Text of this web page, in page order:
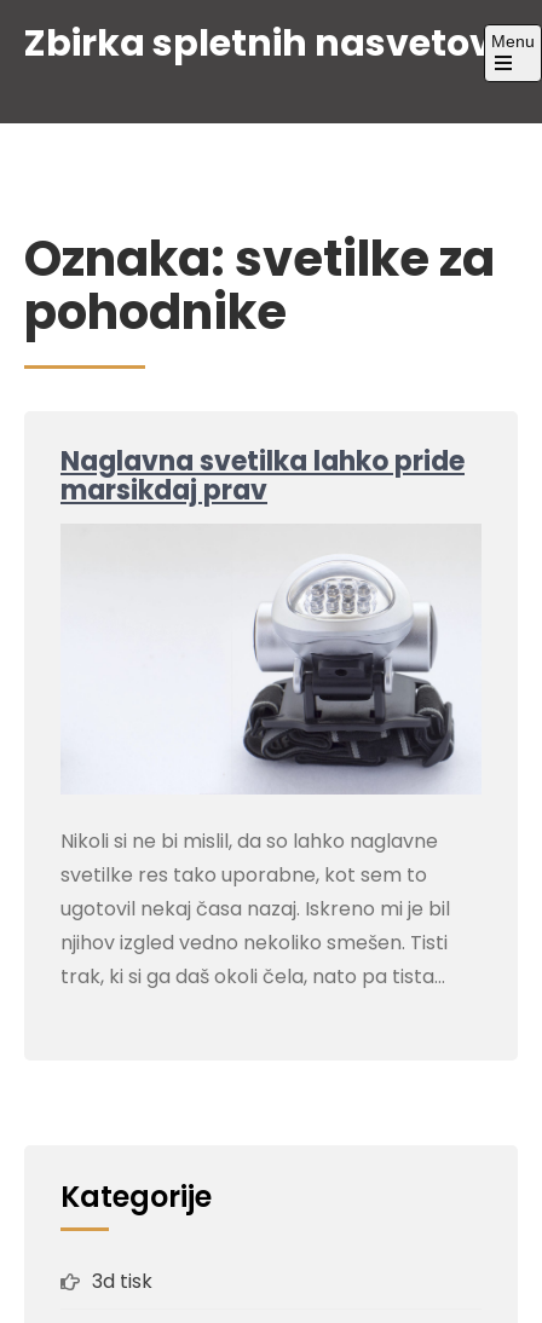
Zbirka spletnih nasvetovMenu
Open
main
Oznaka:svetilke za
pohodnike
Naglavna svetilka lahko pride
marsikdaj prav
Nikoli si ne bi mislil, da so lahko naglavne
svetilke res tako uporabne, kot sem to
ugotovil nekaj časa nazaj. Iskreno mi je bil
njihov izgled vedno nekoliko smešen. Tisti
trak, ki si ga daš okoli čela, nato pa tista…
Kategorije
3d tisk